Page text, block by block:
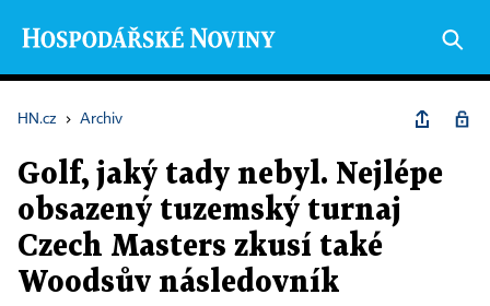
HN.cz › Archiv
Golf, jaký tady nebyl. Nejlépe
obsazený tuzemský turnaj
Czech Masters zkusí také
Woodsův následovník